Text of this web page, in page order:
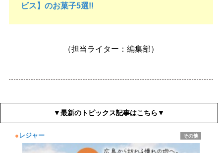
ビス】のお菓子5選!!
（担当ライター：編集部）
▼最新のトピックス記事はこちら▼
● レジャー その他